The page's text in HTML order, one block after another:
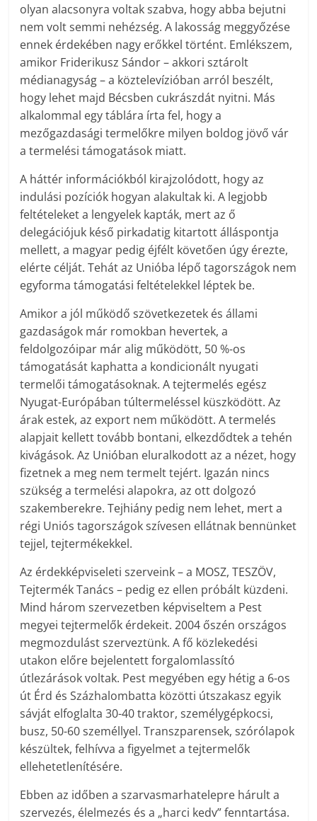
olyan alacsonyra voltak szabva, hogy abba bejutni
nem volt semmi nehézség. A lakosság meggyőzése
ennek érdekében nagy erőkkel történt. Emlékszem,
amikor Friderikusz Sándor – akkori sztárolt
médianagyság – a köztelevízióban arról beszélt,
hogy lehet majd Bécsben cukrászdát nyitni. Más
alkalommal egy táblára írta fel, hogy a
mezőgazdasági termelőkre milyen boldog jövő vár
a termelési támogatások miatt.
A háttér információkból kirajzolódott, hogy az
indulási pozíciók hogyan alakultak ki. A legjobb
feltételeket a lengyelek kapták, mert az ő
delegációjuk késő pirkadatig kitartott álláspontja
mellett, a magyar pedig éjfélt követően úgy érezte,
elérte célját. Tehát az Unióba lépő tagországok nem
egyforma támogatási feltételekkel léptek be.
Amikor a jól működő szövetkezetek és állami
gazdaságok már romokban hevertek, a
feldolgozóipar már alig működött, 50 %-os
támogatását kaphatta a kondicionált nyugati
termelői támogatásoknak. A tejtermelés egész
Nyugat-Európában túltermeléssel küszködött. Az
árak estek, az export nem működött. A termelés
alapjait kellett tovább bontani, elkezdődtek a tehén
kivágások. Az Unióban eluralkodott az a nézet, hogy
fizetnek a meg nem termelt tejért. Igazán nincs
szükség a termelési alapokra, az ott dolgozó
szakemberekre. Tejhiány pedig nem lehet, mert a
régi Uniós tagországok szívesen ellátnak bennünket
tejjel, tejtermékekkel.
Az érdekképviseleti szerveink – a MOSZ, TESZÖV,
Tejtermék Tanács – pedig ez ellen próbált küzdeni.
Mind három szervezetben képviseltem a Pest
megyei tejtermelők érdekeit. 2004 őszén országos
megmozdulást szerveztünk. A fő közlekedési
utakon előre bejelentett forgalomlassító
útlezárások voltak. Pest megyében egy hétig a 6-os
út Érd és Százhalombatta közötti útszakasz egyik
sávját elfoglalta 30-40 traktor, személygépkocsi,
busz, 50-60 személlyel. Transzparensek, szórólapok
készültek, felhívva a figyelmet a tejtermelők
ellehetetlenítésére.
Ebben az időben a szarvasmarhatelepre hárult a
szervezés, élelmezés és a „harci kedv” fenntartása.